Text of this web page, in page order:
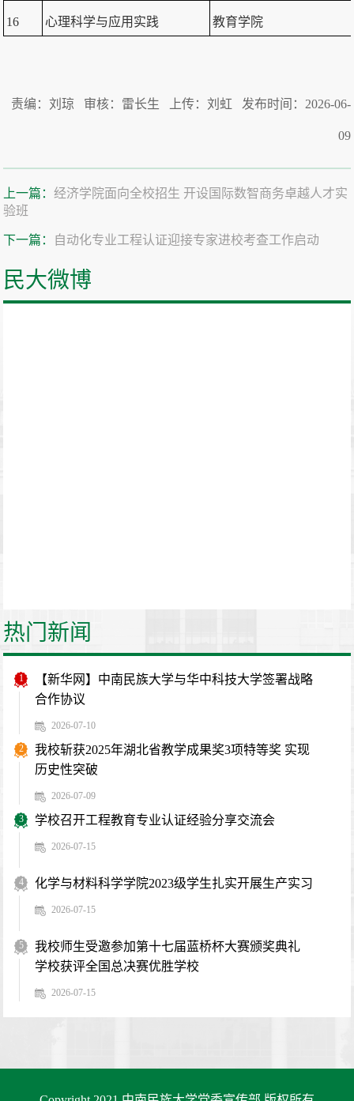
16 心理科学与应用实践 教育学院
责编：刘琼 审核：雷长生 上传：刘虹 发布时间：2026-06-
09
上一篇：经济学院面向全校招生 开设国际数智商务卓越人才实
验班
下一篇： 自动化专业工程认证迎接专家进校考查工作启动
民大微博
热门新闻
1
【新华网】中南民族大学与华中科技大学签署战略
合作协议
2026-07-10
2
我校斩获2025年湖北省教学成果奖3项特等奖 实现
历史性突破
2026-07-09
3 学校召开工程教育专业认证经验分享交流会
2026-07-15
4 化学与材料科学学院2023级学生扎实开展生产实习
2026-07-15
5
我校师生受邀参加第十七届蓝桥杯大赛颁奖典礼
学校获评全国总决赛优胜学校
2026-07-15